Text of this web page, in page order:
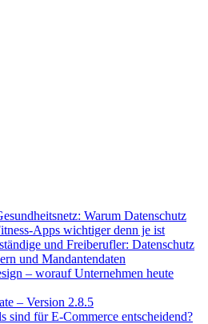
Warum Datenschutz
Apps wichtiger denn je ist
und Freiberufler: Datenschutz
und Mandantendaten
– worauf Unternehmen heute
– Version 2.8.5
sind für E-Commerce entscheidend?